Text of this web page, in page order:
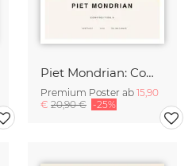
Piet Mondrian: Composition 8
Premium Poster ab 15,90
€ 20,90 € -25%